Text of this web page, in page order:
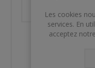
Les cookies
services. En
acceptez